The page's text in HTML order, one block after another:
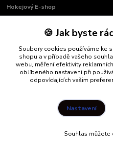
Hokejový E-shop
Renata Křenková
+420 739 339 689
Po-Pá, 8:00-16:00 pauza
info@hockeydefender.cz
Vytvořeno na
🍪 Jak byste
Soubory cookies používáme ke
shopu a v případě vašeho
webu, měření efektivity
oblíbeného nastavení při
odpovídajících vašim
Nastavení
Souhlas můžete